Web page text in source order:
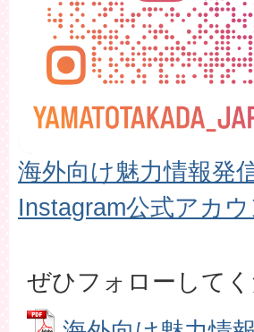
海外向け魅力情報発
Instagram公式アカウ
ぜひフォローしてく